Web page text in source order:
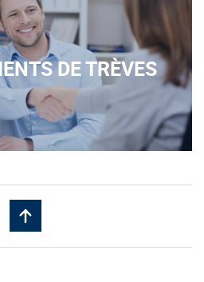
DE TRÈVES